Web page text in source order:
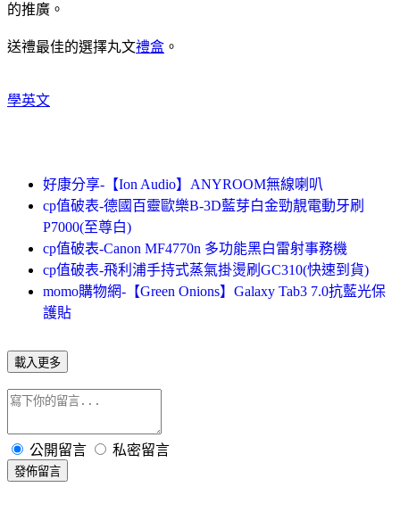
的推廣。
送禮最佳的選擇丸文禮盒 。
學英文
好康分享-【Ion Audio】ANYROOM無線喇叭
cp值破表-德國百靈歐樂B-3D藍芽白金勁靚電動牙刷
P7000(至尊白)
cp值破表-Canon MF4770n 多功能黑白雷射事務機
cp值破表-飛利浦手持式蒸氣掛燙刷GC310(快速到貨)
momo購物網-【Green Onions】Galaxy Tab3 7.0抗藍光保
護貼
載入更多
公開留言 私密留言
發佈留言